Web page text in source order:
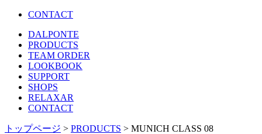
CONTACT
DALPONTE
PRODUCTS
TEAM ORDER
LOOKBOOK
SUPPORT
SHOPS
RELAXAR
CONTACT
トップページ > PRODUCTS > MUNICH CLASS 08